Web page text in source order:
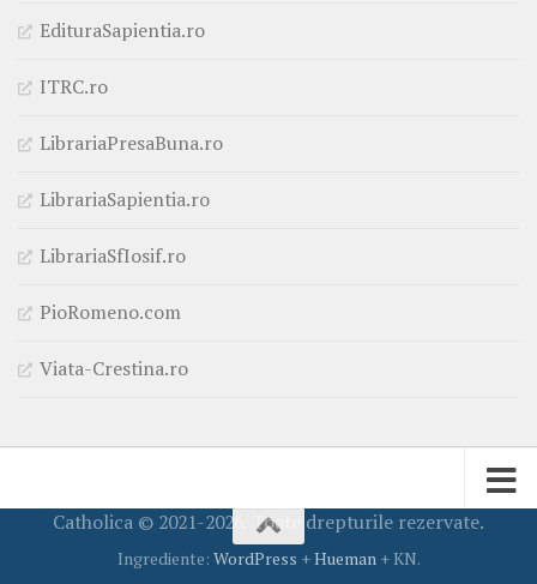
EdituraSapientia.ro
ITRC.ro
LibrariaPresaBuna.ro
LibrariaSapientia.ro
LibrariaSfIosif.ro
PioRomeno.com
Viata-Crestina.ro
Catholica © 2021-2026. Toate drepturile rezervate.
Ingrediente: WordPress +Hueman+ KN.